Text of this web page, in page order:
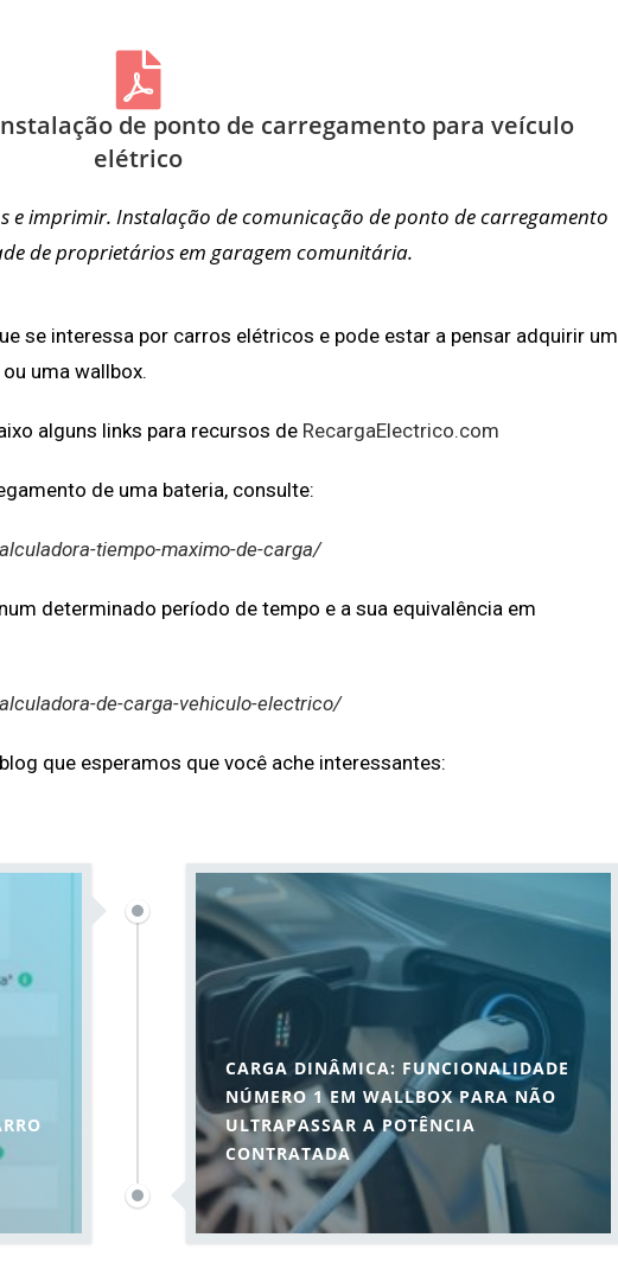
de ponto de carregamento para veículo
elétrico
e imprimir. Instalação de comunicação de ponto de carregamento
de proprietários em garagem comunitária.
se interessa por carros elétricos e pode estar a pensar adquirir um
uma wallbox.
alguns links para recursos de RecargaElectrico.com
de uma bateria, consulte:
tiempo-maximo-de-carga/
determinado período de tempo e a sua equivalência em
de-carga-vehiculo-electrico/
que esperamos que você ache interessantes:
CARGA DINÂMICA: FUNCIONALIDADE
NÚMERO 1 EM WALLBOX PARA NÃO
ULTRAPASSAR A POTÊNCIA
CONTRATADA